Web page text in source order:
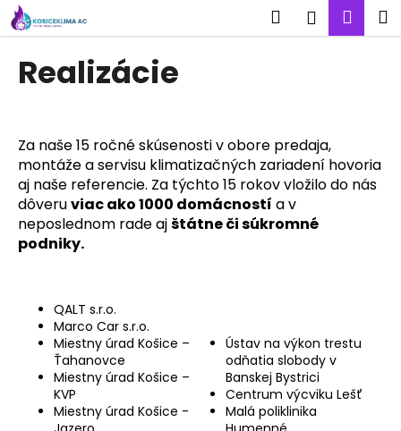
Prejsť
na
obsah
Hľadať
Realizácie
Za naše 15 ročné skúsenosti v obore predaja,
montáže a servisu klimatizačných zariadení hovoria
aj naše referencie. Za týchto 15 rokov vložilo do nás
dôveruviac ako 1000 domácností a v
neposlednom rade ajštátne či súkromné
podniky.
QALT s.r.o.
Marco Car s.r.o.
Miestny úrad Košice –
Ťahanovce
Miestny úrad Košice –
KVP
Miestny úrad Košice -
Ústav na výkon trestu
odňatia slobody v
Banskej Bystrici
Centrum výcviku Lešť
Malá poliklinika
o
p
o
t
r
e
b